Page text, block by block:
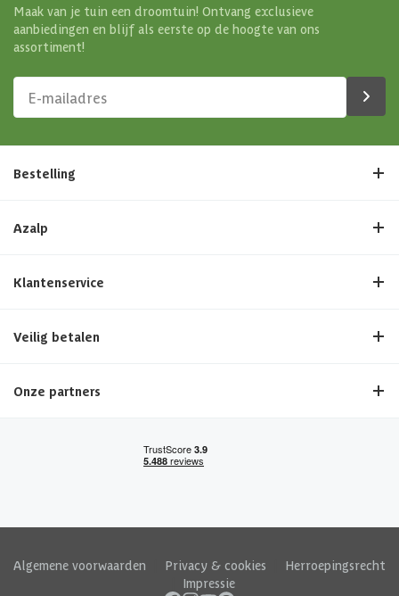
Maak van je tuin een droomtuin! Ontvang exclusieve
aanbiedingen en blijf als eerste op de hoogte van ons
assortiment!
Bestelling
Azalp
Klantenservice
Veilig betalen
Onze partners
Algemene voorwaarden Privacy & cookies
Herroepingsrecht
Impressie